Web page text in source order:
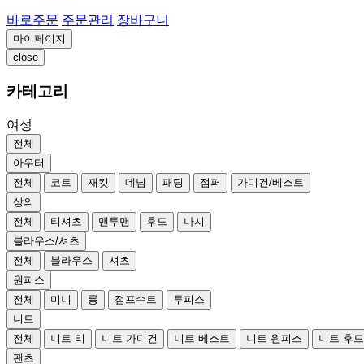
바로주문 주문관리 장바구니
마이페이지
close
카테고리
여성
전체
아우터
전체
코트 재킷 데님 패딩 점퍼
가디건/베스트
상의
전체
티셔츠 맨투맨 후드
나시
블라우스/셔츠
전체
블라우스
셔츠
원피스
전체
미니 롱 점프수트
투피스
니트
전체
니트 티 니트 가디건 니트 베스트 니트 원피스 니트 후
팬츠